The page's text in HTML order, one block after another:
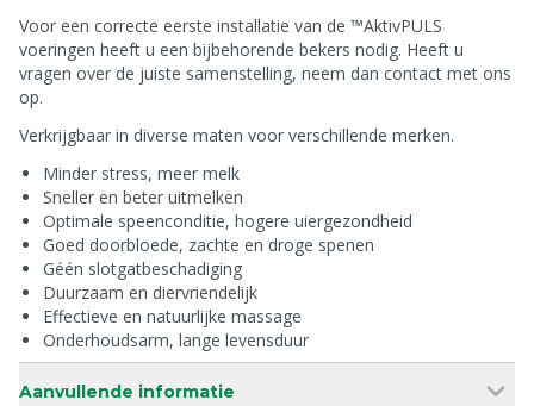
Voor een correcte eerste installatie van de ™AktivPULS
voeringen heeft u een bijbehorende bekers nodig. Heeft u
vragen over de juiste samenstelling, neem dan contact met ons
op.
Verkrijgbaar in diverse maten voor verschillende merken.
Minder stress, meer melk
Sneller en beter uitmelken
Optimale speenconditie, hogere uiergezondheid
Goed doorbloede, zachte en droge spenen
Géén slotgatbeschadiging
Duurzaam en diervriendelijk
Effectieve en natuurlijke massage
Onderhoudsarm, lange levensduur
Aanvullende informatie